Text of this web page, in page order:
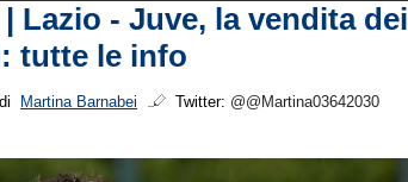
| Lazio - Juve, la vendita dei
tutte le info
di Martina Barnabei Twitter: @@Martina03642030